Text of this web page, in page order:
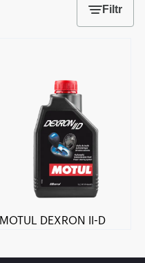
Filtr
MOTUL DEXRON II-D